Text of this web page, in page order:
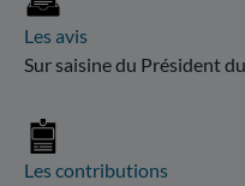
Les avis
Sur saisine du Président
Les contributions